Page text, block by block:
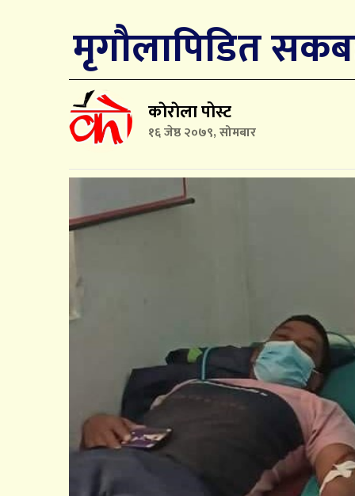
मृगौलापिडित
काेराेला पोस्ट
१६ जेष्ठ २०७९, सोमबार